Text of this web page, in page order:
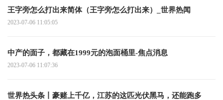
王字旁怎么打出来简体（王字旁怎么打出来）_世界热闻
2023-07-06 11:05:05
中产的面子，都藏在1999元的泡面桶里-焦点消息
2023-07-06 11:07:36
世界热头条丨豪赌上千亿，江苏的这匹光伏黑马，还能跑多